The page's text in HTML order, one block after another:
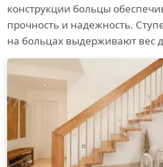
конструкции больцы
прочность и надежность.
на больцах выдерживают вес